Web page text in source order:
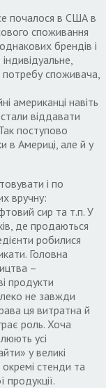
почалося в США в
споживання
брендів і
споживача,
американці навіть
стали віддавати
поступово
в Америці, але й у
і по
вручну:
сир та т.п. У
де продаються
робилися
Головна
–
продукти
не завжди
ця витратна й
роль. Хоча
усі
у великі
стенди та